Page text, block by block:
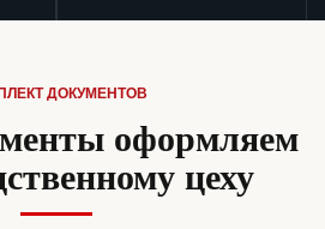
ДОКУМЕНТОВ
оформляем
цеху